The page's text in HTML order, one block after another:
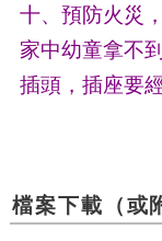
十、預防火災
家中幼童拿不
插頭，插座要
檔案下載（或